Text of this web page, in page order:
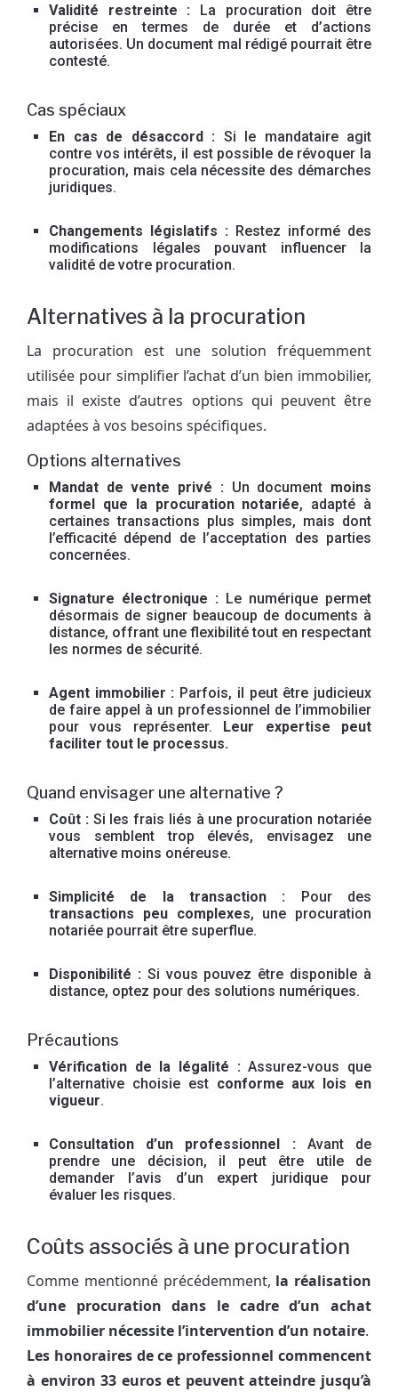
Validité restreinte : La procuration doit être
précise en termes de durée et d’actions
autorisées. Un document mal rédigé pourrait être
contesté.
Cas spéciaux
En cas de désaccord : Si le mandataire agit
contre vos intérêts, il est possible de révoquer la
procuration, mais cela nécessite des démarches
juridiques.
Changements législatifs : Restez informé des
modifications légales pouvant influencer la
validité de votre procuration.
Alternatives à la procuration
La procuration est une solution fréquemment
utilisée pour simplifier l’achat d’un bien immobilier,
mais il existe d’autres options qui peuvent être
adaptées à vos besoins spécifiques.
Options alternatives
Mandat de vente privé : Un document moins
formel que la procuration notariée, adapté à
certaines transactions plus simples, mais dont
l’efficacité dépend de l’acceptation des parties
concernées.
Signature électronique : Le numérique permet
désormais de signer beaucoup de documents à
distance, offrant une flexibilité tout en respectant
les normes de sécurité.
Agent immobilier : Parfois, il peut être judicieux
de faire appel à un professionnel de l’immobilier
pour vous représenter. Leur expertise peut
faciliter tout le processus.
Quand envisager une alternative ?
Coût : Si les frais liés à une procuration notariée
vous semblent trop élevés, envisagez une
alternative moins onéreuse.
Simplicité de la transaction : Pour des
transactions peu complexes, une procuration
notariée pourrait être superflue.
Disponibilité : Si vous pouvez être disponible à
distance, optez pour des solutions numériques.
Précautions
Vérification de la légalité : Assurez-vous que
l’alternative choisie est conforme aux lois en
vigueur.
Consultation d’un professionnel : Avant de
prendre une décision, il peut être utile de
demander l’avis d’un expert juridique pour
évaluer les risques.
Coûts associés à une procuration
Comme mentionné précédemment, la réalisation
d’une procuration dans le cadre d’un achat
immobilier nécessite l’intervention d’un notaire.
Les honoraires de ce professionnel commencent
à environ 33 euros et peuvent atteindre jusqu’à